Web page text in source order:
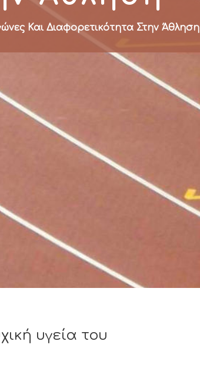
Και Διαφορετικότητα Στην Άθληση
υγεία του